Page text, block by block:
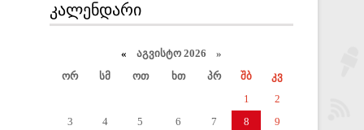
ᲙᲐᲚᲔᲜᲓᲐᲠᲘ
« აგვისტო 2026 »
ორ
სმ ოთ ხთ პრ შბ
კვ
1
2
3
4 5 6 7 8
9